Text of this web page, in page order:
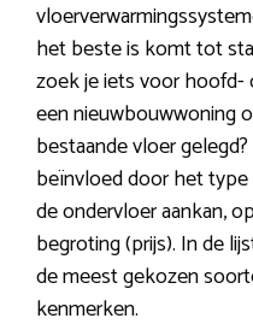
het beste is komt tot
zoek je iets voor hoofd-
een nieuwbouwwoning
bestaande vloer
beïnvloed door het
de ondervloer aankan,
begroting (prijs). In de
de meest gekozen
kenmerken.